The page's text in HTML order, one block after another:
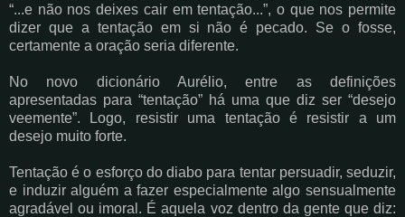
“...e não nos deixes cair em tentação...”, o que nos permite
dizer que a tentação em si não é pecado. Se o fosse,
certamente a oração seria diferente.
No novo dicionário Aurélio, entre as definições
apresentadas para “tentação” há uma que diz ser “desejo
veemente”. Logo, resistir uma tentação é resistir a um
desejo muito forte.
Tentação é o esforço do diabo para tentar persuadir, seduzir,
e induzir alguém a fazer especialmente algo sensualmente
agradável ou imoral. É aquela voz dentro da gente que diz: